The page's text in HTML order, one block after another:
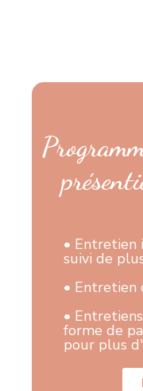
• Entretien
suivi de
• Entretien
•
forme de
pour plus